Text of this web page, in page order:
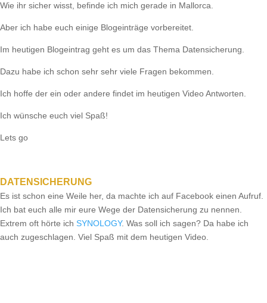
Wie ihr sicher wisst, befinde ich mich gerade in Mallorca.
Aber ich habe euch einige Blogeinträge vorbereitet.
Im heutigen Blogeintrag geht es um das Thema Datensicherung.
Dazu habe ich schon sehr sehr viele Fragen bekommen.
Ich hoffe der ein oder andere findet im heutigen Video Antworten.
Ich wünsche euch viel Spaß!
Lets go
DATENSICHERUNG
Es ist schon eine Weile her, da machte ich auf Facebook einen Aufruf.
Ich bat euch alle mir eure Wege der Datensicherung zu nennen.
Extrem oft hörte ich SYNOLOGY. Was soll ich sagen? Da habe ich
auch zugeschlagen. Viel Spaß mit dem heutigen Video.